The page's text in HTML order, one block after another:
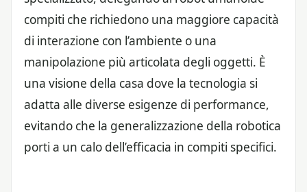
compiti che richiedono una maggiore capacità
di interazione con l’ambiente o una
manipolazione più articolata degli oggetti. È
una visione della casa dove la tecnologia si
adatta alle diverse esigenze di performance,
evitando che la generalizzazione della robotica
porti a un calo dell’efficacia in compiti specifici.